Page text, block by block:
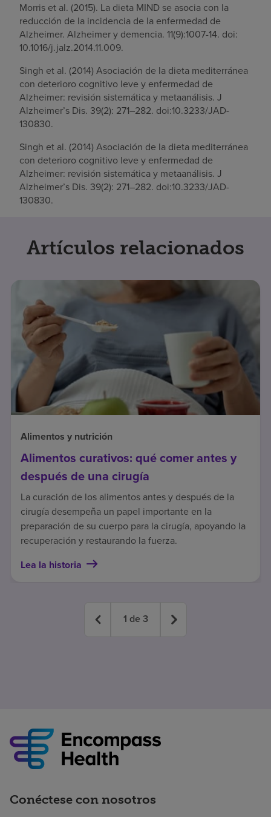
Morris et al. (2015). La dieta MIND se asocia con la
reducción de la incidencia de la enfermedad de
Alzheimer. Alzheimer y demencia. 11(9):1007-14. doi:
10.1016/j.jalz.2014.11.009.
Singh et al. (2014) Asociación de la dieta mediterránea
con deterioro cognitivo leve y enfermedad de
Alzheimer: revisión sistemática y metaanálisis. J
Alzheimer’s Dis. 39(2): 271–282. doi:10.3233/JAD-
130830.
Singh et al. (2014) Asociación de la dieta mediterránea
con deterioro cognitivo leve y enfermedad de
Alzheimer: revisión sistemática y metaanálisis. J
Alzheimer’s Dis. 39(2): 271–282. doi:10.3233/JAD-
130830.
Artículos relacionados
Alimentos y nutrición
Alimentos curativos: qué comer antes y
después de una cirugía
La curación de los alimentos antes y después de la
cirugía desempeña un papel importante en la
preparación de su cuerpo para la cirugía, apoyando la
recuperación y restaurando la fuerza.
Lea la historia
1 de 3
Conéctese con nosotros